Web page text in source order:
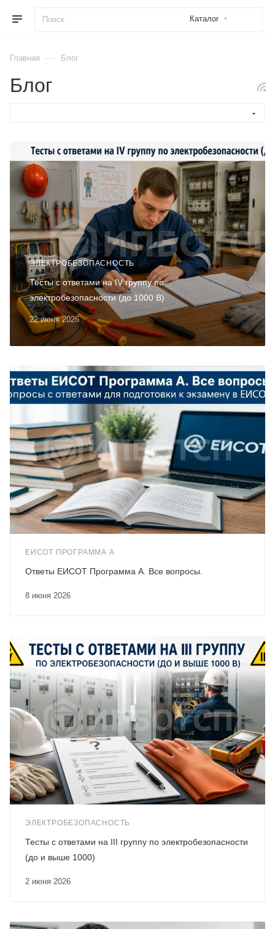
Каталог
Главная — Блог
Блог
ЭЛЕКТРОБЕЗОПАСНОСТЬ
22 июня 2026
Тесты с ответами на IV группу по
электробезопасности (до 1000 В)
ЕИСОТ ПРОГРАММА А
8 июня 2026
Ответы ЕИСОТ Программа А. Все вопросы.
ЭЛЕКТРОБЕЗОПАСНОСТЬ
2 июня 2026
Тесты с ответами на III группу по электробезопасности
(до и выше 1000)